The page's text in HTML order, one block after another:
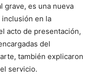
grave, es una nueva
en la
acto de presentación,
del
también explicaron
servicio.